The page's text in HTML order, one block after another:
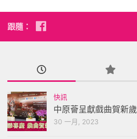
跟隨：
快訊
中原薈呈獻戲曲賀新歲
30 一月, 2023